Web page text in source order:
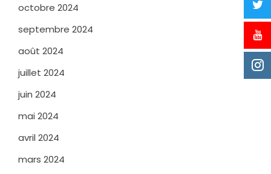
octobre 2024
septembre 2024
août 2024
juillet 2024
juin 2024
mai 2024
avril 2024
mars 2024